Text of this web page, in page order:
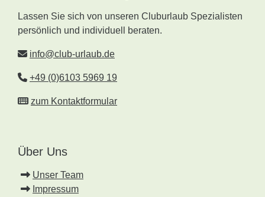
Lassen Sie sich von unseren Cluburlaub Spezialisten
persönlich und individuell beraten.
info@club-urlaub.de
+49 (0)6103 5969 19
zum Kontaktformular
Über Uns
Unser Team
Impressum